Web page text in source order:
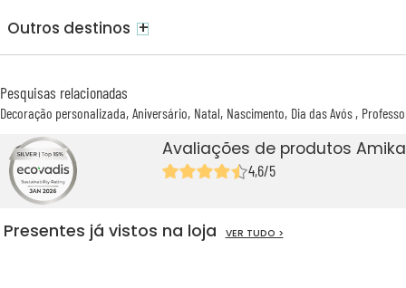
Outros destinos +
Pesquisas relacionadas
Decoração personalizada Aniversário Natal Nascimento Dia das Avós
Avaliações de produtos
4,6/5
Presentes já vistos na loja VER TUDO >